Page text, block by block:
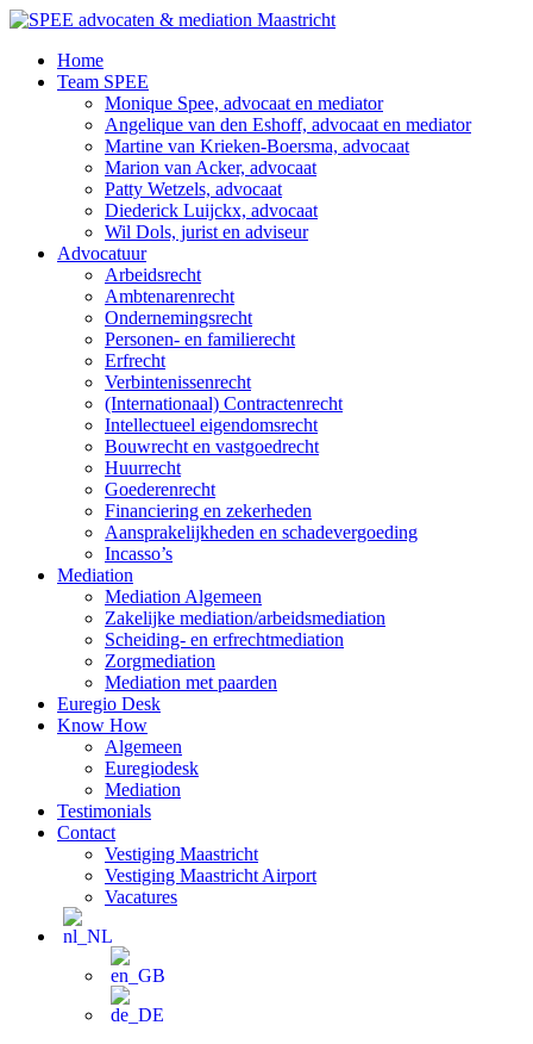
Ga
inhoud
Home
Team SPEE
Monique Spee, advocaat en mediator
Angelique van den Eshoff, advocaat en mediator
Martine van Krieken-Boersma, advocaat
Marion van Acker, advocaat
Patty Wetzels, advocaat
Diederick Luijckx, advocaat
Wil Dols, jurist en adviseur
Advocatuur
Arbeidsrecht
Ambtenarenrecht
Ondernemingsrecht
Personen- en familierecht
Erfrecht
Verbintenissenrecht
(Internationaal) Contractenrecht
Intellectueel eigendomsrecht
Bouwrecht en vastgoedrecht
Huurrecht
Goederenrecht
Financiering en zekerheden
Aansprakelijkheden en schadevergoeding
Incasso’s
Mediation
Mediation Algemeen
Zakelijke mediation/arbeidsmediation
Scheiding- en erfrechtmediation
Zorgmediation
Mediation met paarden
Euregio Desk
Know How
Algemeen
Euregiodesk
Mediation
Testimonials
Contact
Vestiging Maastricht
Vestiging Maastricht Airport
Vacatures